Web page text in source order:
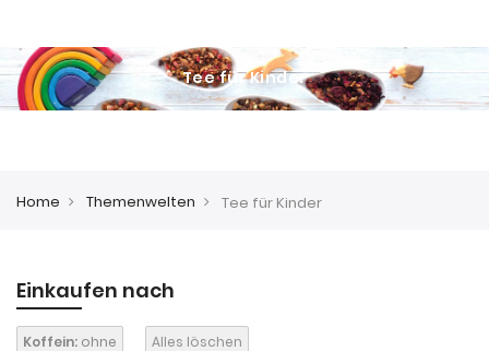
Tee für Kinder
Home Themenwelten Tee für Kinder
Einkaufen nach
Koffein: ohne Alles löschen